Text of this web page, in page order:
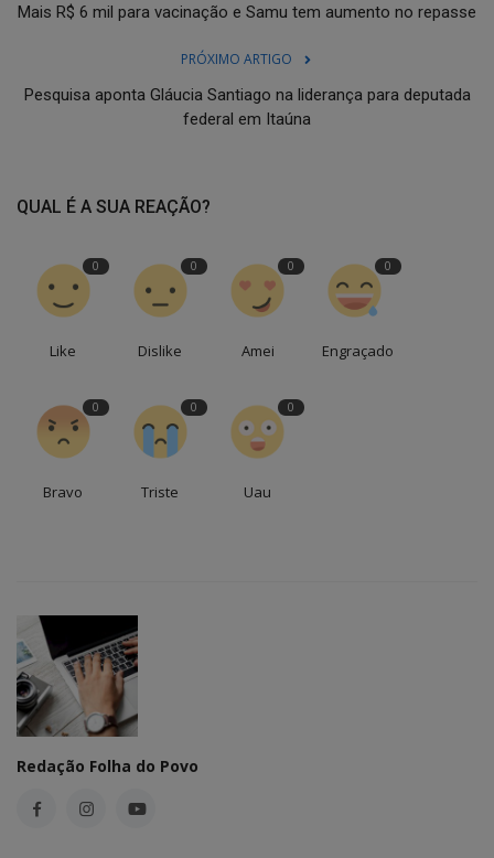
Mais R$ 6 mil para vacinação e Samu tem aumento no repasse
PRÓXIMO ARTIGO
Pesquisa aponta Gláucia Santiago na liderança para deputada
federal em Itaúna
QUAL É A SUA REAÇÃO?
0
Like
0
Dislike
0
Amei
0
Engraçado
0
Bravo
0
Triste
0
Uau
Redação Folha do Povo